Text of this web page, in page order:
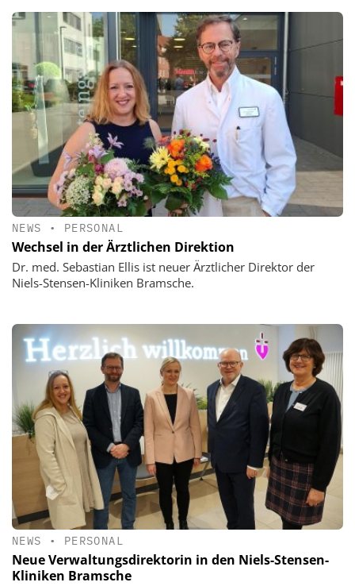
NEWS • PERSONAL
Wechsel in der Ärztlichen Direktion
Dr. med. Sebastian Ellis ist neuer Ärztlicher Direktor der
Niels-Stensen-Kliniken Bramsche.
NEWS • PERSONAL
Neue Verwaltungsdirektorin in den Niels-Stensen-
Kliniken Bramsche